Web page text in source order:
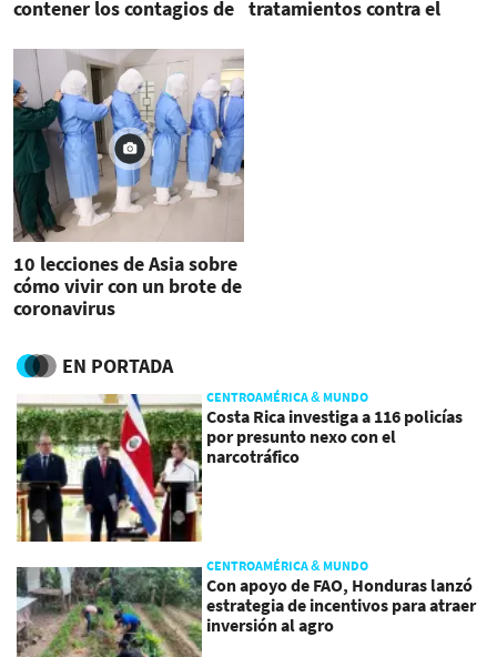
contener los contagios de tratamientos contra el
10 lecciones de Asia sobre
cómo vivir con un brote de
coronavirus
EN PORTADA
CENTROAMÉRICA & MUNDO
Costa Rica investiga a 116 policías
por presunto nexo con el
narcotráfico
CENTROAMÉRICA & MUNDO
Con apoyo de FAO, Honduras lanzó
estrategia de incentivos para atraer
inversión al agro